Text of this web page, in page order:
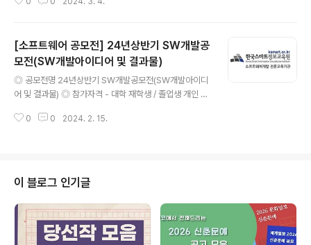
습니다. (알고리즘 부문과 데이터분석 부문은 동시 개최입
접수기간 2024. 2. 26 (월) ~ 3. 10 (일) 추가접수: 202
4. 3. 11 (월) ~ 3. 14 (목) ◎ 접수부문 프로그래밍 언어
(C언어), 프로그래밍 언어 (Python), 알고리즘, 데이터분
석 (Python) ◎ 대회일시 2023년 9월 16일 (토) (예정)
- 프로그래밍 언어 (C언어) 부문 (초.중.고) – 9:00 ~ 1..
[소프트웨어 공모전] 24년상반기 SW개발공
모전(SW개발아이디어 및 결과물)
◎ 공모전명 24년상반기 SW개발공모전(SW개발아이디
어 및 결과물) ◎ 참가자격 - 대학 재학생 / 졸업생 개인 또
~24년06월28일까지 ◎ 주제 1) 생성형AI 응용 SW (웹,
가 분류1 1)아이디어만 제출 2)아이디어 및 결과물(실행 가
능 방법 및 개발문서,DB,소스코드 압축) ◎ 참가 분류2 1)
개인 2)팀 ◎ 참가신청 방법 및 마감 - 2024년 6월 28일
까지 (신청서 접수 시 아이디어 및 결과물 최종 제출) - 제
출방법(이메일) : sugan..
0 0 2024. 2. 15.
이 블로그 인기글